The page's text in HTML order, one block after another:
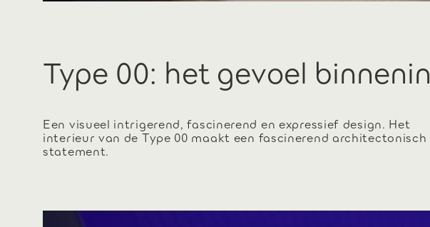
Type 00: het gevoel binnenin
Een visueel intrigerend, fascinerend en expressief design. Het
interieur van de Type 00 maakt een fascinerend architectonisch
statement.